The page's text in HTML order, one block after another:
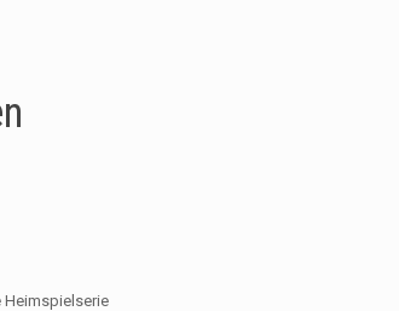
Heimspielserie